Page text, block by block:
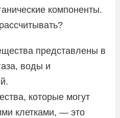
компоненты.
представлены в
воды и
которые могут
клетками, — это